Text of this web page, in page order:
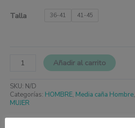
Talla 36-41 41-45
Añadir al carrito
SKU: N/D
Categorías: HOMBRE, Media caña Hombre,
MUJER